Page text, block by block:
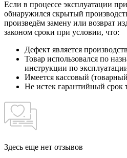
Если в процессе эксплуатации
обнаружился скрытый
произведём замену или возврат
законом сроки при условии, что:
Дефект является
Товар использовался по
инструкции по
Имеется кассовый
Не истек гарантийный срок
Здесь еще нет отзывов